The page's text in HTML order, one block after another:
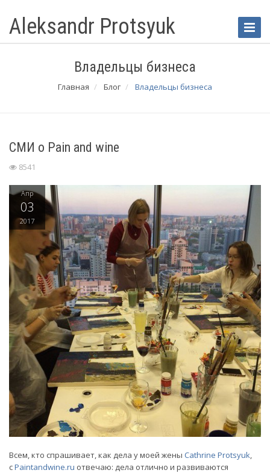
Toggle
Aleksandr Protsyuk
Владельцы бизнеса
Главная Блог Владельцы бизнеса
СМИ о Pain and wine
8541
Апр
03
2017
Всем, кто спрашивает, как дела у моей жены Cathrine Protsyuk,
cPaintandwine.ru отвечаю: дела отлично и развиваются